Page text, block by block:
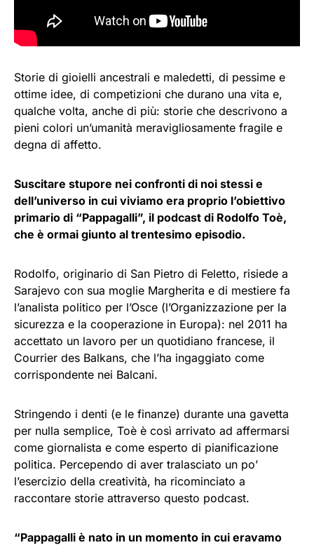
Storie di gioielli ancestrali e maledetti, di pessime e
ottime idee, di competizioni che durano una vita e,
qualche volta, anche di più: storie che descrivono a
pieni colori un’umanità meravigliosamente fragile e
degna di affetto.
Suscitare stupore nei confronti di noi stessi e
dell’universo in cui viviamo era proprio l’obiettivo
primario di “Pappagalli”, il podcast di Rodolfo Toè,
che è ormai giunto al trentesimo episodio.
Rodolfo, originario di San Pietro di Feletto, risiede a
Sarajevo con sua moglie Margherita e di mestiere fa
l’analista politico per l’Osce (l’Organizzazione per la
sicurezza e la cooperazione in Europa): nel 2011 ha
accettato un lavoro per un quotidiano francese, il
Courrier des Balkans, che l’ha ingaggiato come
corrispondente nei Balcani.
Stringendo i denti (e le finanze) durante una gavetta
per nulla semplice, Toè è così arrivato ad affermarsi
come giornalista e come esperto di pianificazione
politica. Percependo di aver tralasciato un po’
l’esercizio della creatività, ha ricominciato a
raccontare storie attraverso questo podcast.
“Pappagalli è nato in un momento in cui eravamo